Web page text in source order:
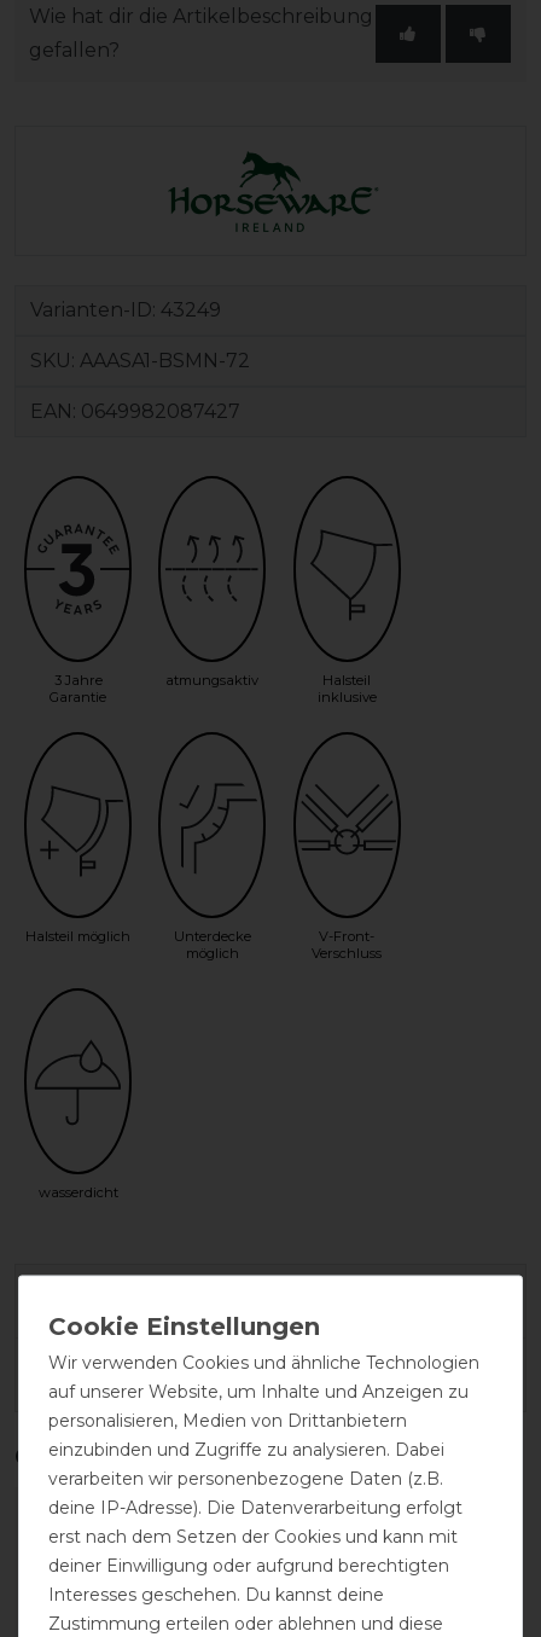
Wie hat dir die Artikelbeschreibung
gefallen?
Varianten-ID: 43249
SKU: AAASA1-BSMN-72
EAN: 0649982087427
3 Jahre
Garantie
atmungsaktiv
Halsteil
inklusive
Halsteil möglich
Unterdecke
möglich
V-Front-
Verschluss
wasserdicht
Wasch- und Pflegehinweis
Qualitätsstufen
Wir verwenden Cookies und ähnliche Technologien
auf unserer Website, um Inhalte und Anzeigen zu
personalisieren, Medien von Drittanbietern
einzubinden und Zugriffe zu analysieren. Dabei
verarbeiten wir personenbezogene Daten (z.B.
deine IP-Adresse). Die Datenverarbeitung erfolgt
erst nach dem Setzen der Cookies und kann mit
deiner Einwilligung oder aufgrund berechtigten
Interesses geschehen. Du kannst deine
Zustimmung erteilen oder ablehnen und diese